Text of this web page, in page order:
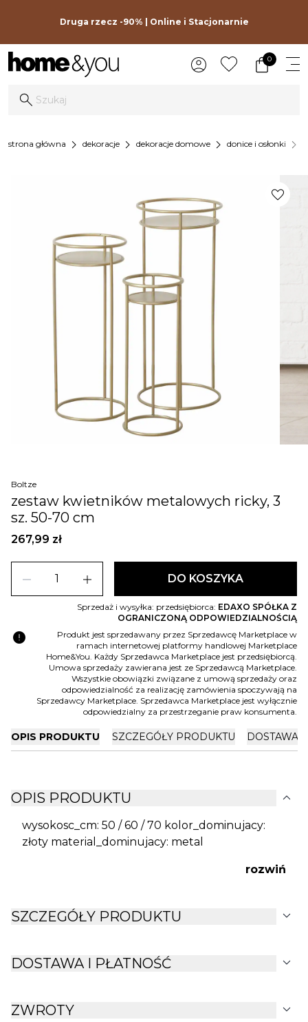
Druga rzecz -90% | Online i Stacjonarnie
0
strona główna chevron_right dekoracje chevron_right dekoracje domowe chevron_right donice i osłonki chevron_right
Boltze
zestaw kwietników metalowych ricky, 3
sz. 50-70 cm
267,99 zł
remove add DO KOSZYKA
Sprzedaż i wysyłka: przedsiębiorca: EDAXO SPÓŁKA Z
OGRANICZONĄ ODPOWIEDZIALNOŚCIĄ
error
Produkt jest sprzedawany przez Sprzedawcę Marketplace w
ramach internetowej platformy handlowej Marketplace
Home&You. Każdy Sprzedawca Marketplace jest przedsiębiorcą.
Umowa sprzedaży zawierana jest ze Sprzedawcą Marketplace.
Wszystkie obowiązki związane z umową sprzedaży oraz
odpowiedzialność za realizację zamówienia spoczywają na
Sprzedawcy Marketplace. Sprzedawca Marketplace jest wyłącznie
odpowiedzialny za przestrzeganie praw konsumenta.
favorite
OPIS PRODUKTU SZCZEGÓŁY PRODUKTU DOSTAWA
OPIS PRODUKTU expand_more
wysokosc_cm: 50 / 60 / 70 kolor_dominujacy:
złoty material_dominujacy: metal
rozwiń
SZCZEGÓŁY PRODUKTU expand_more
DOSTAWA I PŁATNOŚĆ expand_more
ZWROTY expand_more